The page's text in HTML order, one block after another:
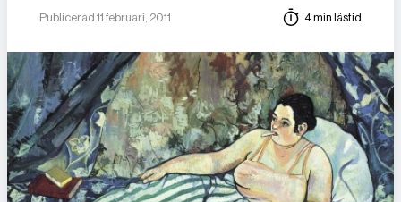
Publicerad 11 februari, 2011 4 min lästid